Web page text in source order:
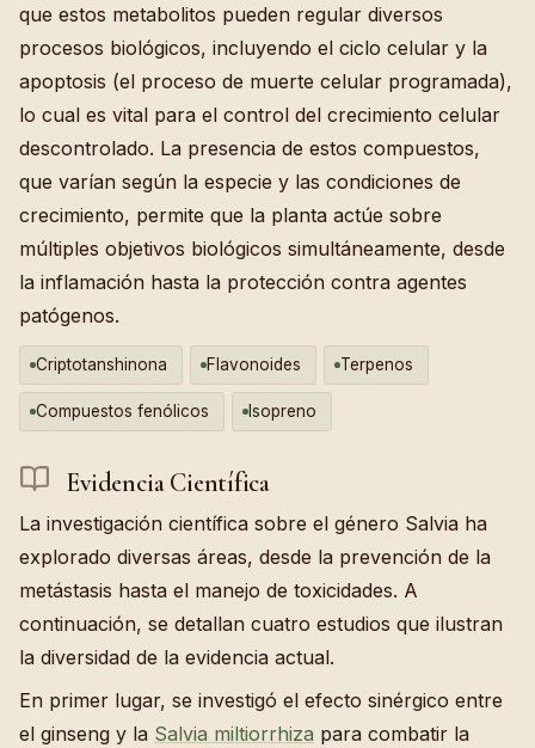
que estos metabolitos pueden regular diversos
procesos biológicos, incluyendo el ciclo celular y la
apoptosis (el proceso de muerte celular programada),
lo cual es vital para el control del crecimiento celular
descontrolado. La presencia de estos compuestos,
que varían según la especie y las condiciones de
crecimiento, permite que la planta actúe sobre
múltiples objetivos biológicos simultáneamente, desde
la inflamación hasta la protección contra agentes
patógenos.
Criptotanshinona Flavonoides Terpenos
Compuestos fenólicos Isopreno
Evidencia Científica
La investigación científica sobre el género Salvia ha
explorado diversas áreas, desde la prevención de la
metástasis hasta el manejo de toxicidades. A
continuación, se detallan cuatro estudios que ilustran
la diversidad de la evidencia actual.
En primer lugar, se investigó el efecto sinérgico entre
el ginseng y la Salvia miltiorrhiza para combatir la